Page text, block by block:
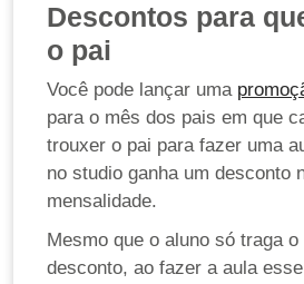
Descontos para
o pai
Você pode lançar uma
para o mês dos pais em que
trouxer o pai para fazer uma
no studio ganha um desconto
mensalidade.
Mesmo que o aluno só traga
desconto, ao fazer a aula